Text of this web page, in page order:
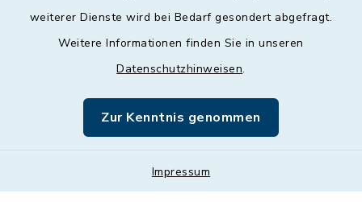
weiterer Dienste wird bei Bedarf gesondert abgefragt.
Weitere Informationen finden Sie in unseren
Datenschutzhinweisen.
Zur Kenntnis genommen
Impressum
Barrierefreiheit
Impressum
Sitemap